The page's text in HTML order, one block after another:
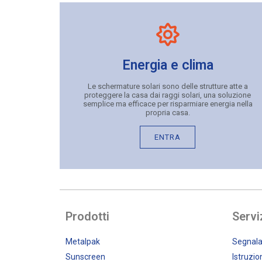
Energia e clima
Le schermature solari sono delle strutture atte a
proteggere la casa dai raggi solari, una soluzione
semplice ma efficace per risparmiare energia nella
propria casa.
ENTRA
Prodotti
Metalpak
Sunscreen